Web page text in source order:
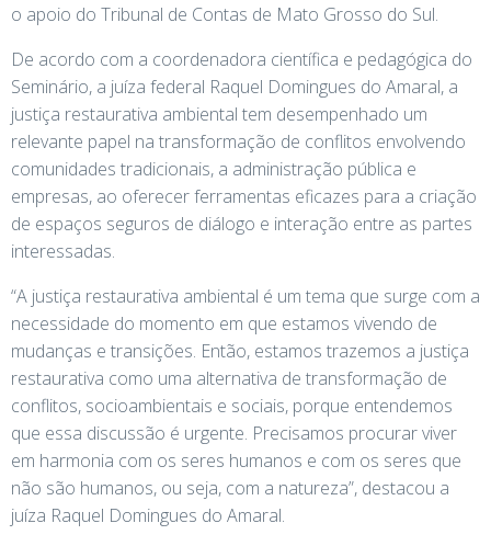
o apoio do Tribunal de Contas de Mato Grosso do Sul.
De acordo com a coordenadora científica e pedagógica do
Seminário, a juíza federal Raquel Domingues do Amaral, a
justiça restaurativa ambiental tem desempenhado um
relevante papel na transformação de conflitos envolvendo
comunidades tradicionais, a administração pública e
empresas, ao oferecer ferramentas eficazes para a criação
de espaços seguros de diálogo e interação entre as partes
interessadas.
“A justiça restaurativa ambiental é um tema que surge com a
necessidade do momento em que estamos vivendo de
mudanças e transições. Então, estamos trazemos a justiça
restaurativa como uma alternativa de transformação de
conflitos, socioambientais e sociais, porque entendemos
que essa discussão é urgente. Precisamos procurar viver
em harmonia com os seres humanos e com os seres que
não são humanos, ou seja, com a natureza”, destacou a
juíza Raquel Domingues do Amaral.